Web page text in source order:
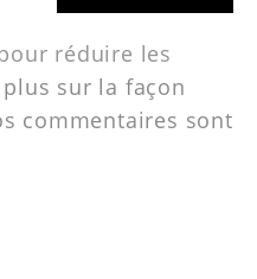
réduire les
sur la façon
commentaires sont